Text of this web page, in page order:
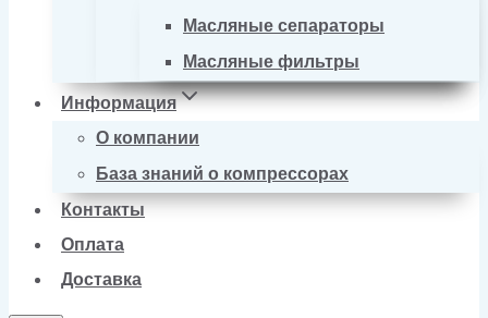
Масляные сепараторы
Масляные фильтры
Информация
О компании
База знаний о компрессорах
Контакты
Оплата
Доставка